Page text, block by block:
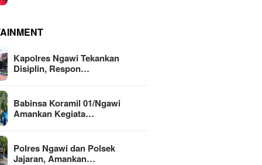
Kapolres Ngawi Tekankan
Disiplin, Respon…
Babinsa Koramil 01/Ngawi
Amankan Kegiata…
Polres Ngawi dan Polsek
Jajaran, Amankan…